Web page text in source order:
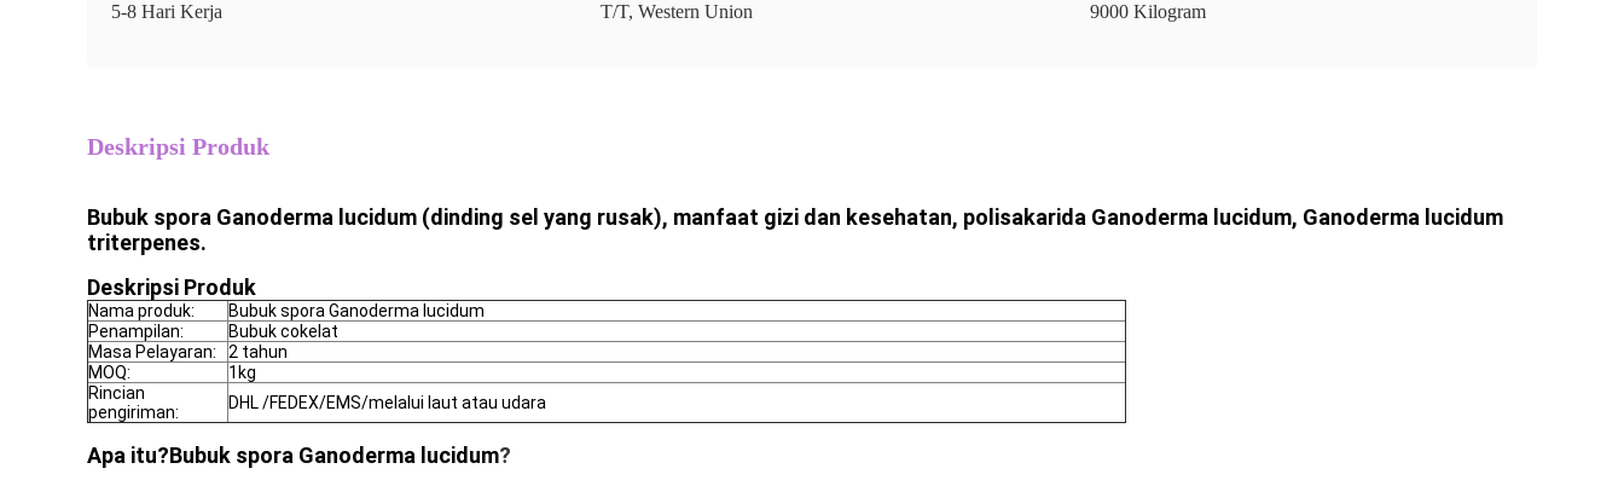
5-8 Hari Kerja T/T, Western Union 9000 Kilogram
Deskripsi Produk
Bubuk spora Ganoderma lucidum (dinding sel yang rusak), manfaat gizi dan kesehatan, polisakarida Ganoderma lucidum, Ganoderma lucidum
triterpenes.
Deskripsi Produk
Nama produk:
Bubuk spora Ganoderma lucidum
Penampilan:
Bubuk cokelat
Masa Pelayaran:
2 tahun
MOQ:
1kg
Rincian
pengiriman:
DHL /FEDEX/EMS/melalui laut atau udara
Apa itu?Bubuk spora Ganoderma lucidum?